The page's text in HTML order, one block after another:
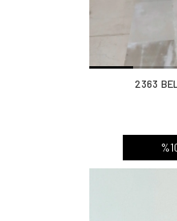
2363